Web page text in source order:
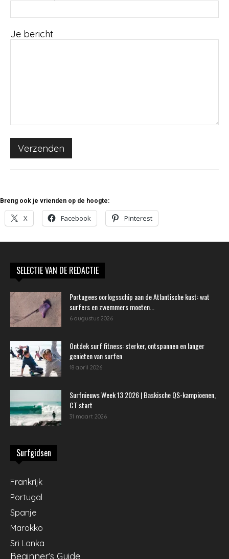
Je bericht
Breng ook je vrienden op de hoogte:
X Facebook Pinterest
SELECTIE VAN DE REDACTIE
Portugees oorlogsschip aan de Atlantische kust: wat
surfers en zwemmers moeten...
6 augustus 2026
Ontdek surf fitness: sterker, ontspannen en langer
genieten van surfen
18 april 2026
Surfnieuws Week 13 2026 | Baskische QS-kampioenen,
CT start
31 maart 2026
Surfgidsen
Frankrijk
Portugal
Spanje
Marokko
Sri Lanka
Beginner’s Guide